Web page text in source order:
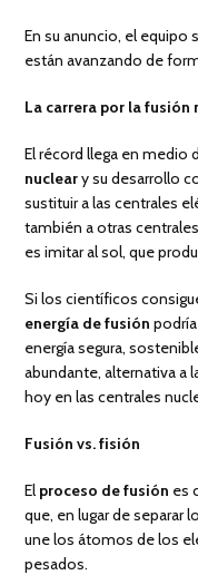
En su anuncio, el equipo
están avanzando de
La carrera por la fusión
El récord llega en medio
nucleary su desarrollo
sustituir a las centrales
también a otras
es imitar al sol, que
Si los científicos
energía de fusión
energía segura,
abundante, alternativa a
hoy en las centrales
Fusión vs. fisión
El proceso de fusión es
que, en lugar de
une los átomos de los
pesados.